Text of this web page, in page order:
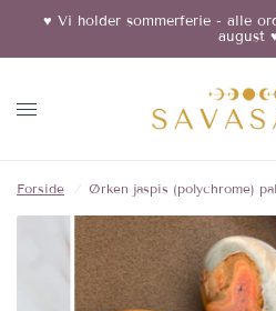
♥︎ Vi holder sommerferie - alle
august
Forside Ørken jaspis (polychrome)